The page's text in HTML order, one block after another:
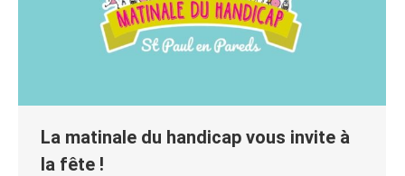
La matinale du handicap vous invite à
la fête !